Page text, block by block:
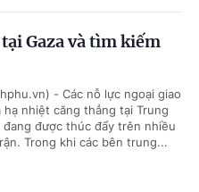
Gaza và tìm kiếm
- Các nỗ lực ngoại giao
hạ nhiệt căng thẳng tại Trung
được thúc đẩy trên nhiều
Trong khi các bên trung...